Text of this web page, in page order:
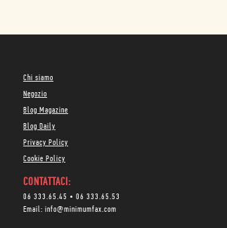
Chi siamo
Negozio
Blog Magazine
Blog Daily
Privacy Policy
Cookie Policy
CONTATTACI:
06 333.65.45 • 06 333.65.53
Email: info@minimumfax.com